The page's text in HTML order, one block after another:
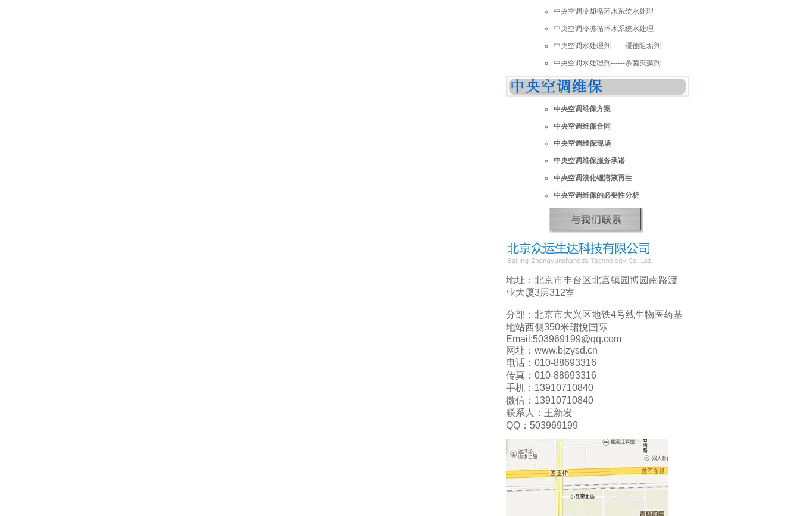
中央空调冷却循环水系统水处理
中央空调冷冻循环水系统水处理
中央空调水处理剂------缓蚀阻垢剂
中央空调水处理剂------杀菌灭藻剂
中央空调维保方案
中央空调维保合同
中央空调维保现场
中央空调维保服务承诺
中央空调溴化锂溶液再生
中央空调维保的必要性分析
地址：北京市丰台区北宫镇园博园南路渡
业大厦3层312室
分部：北京市大兴区地铁4号线生物医药基
地站西侧350米珺悅国际
Email:503969199@qq.com
网址：www.bjzysd.cn
电话：010-88693316
传真：010-88693316
手机：13910710840
微信：13910710840
联系人：王新发
QQ：503969199